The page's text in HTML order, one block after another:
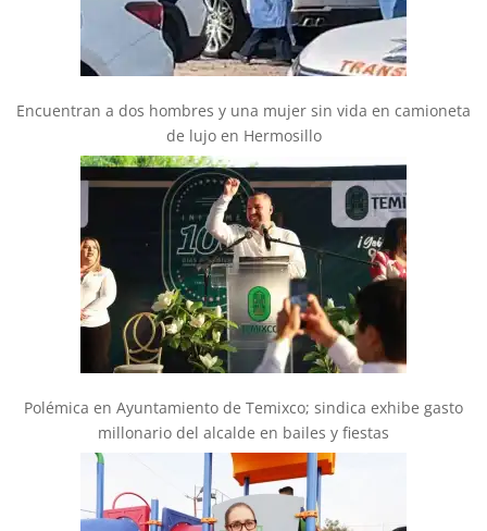
Encuentran a dos hombres y una mujer sin vida en camioneta
de lujo en Hermosillo
Polémica en Ayuntamiento de Temixco; sindica exhibe gasto
millonario del alcalde en bailes y fiestas